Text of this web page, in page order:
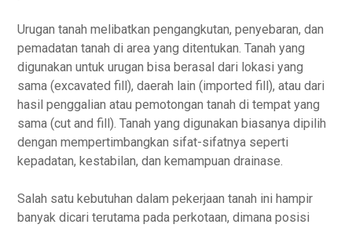
Urugan tanah melibatkan pengangkutan, penyebaran, dan
pemadatan tanah di area yang ditentukan. Tanah yang
digunakan untuk urugan bisa berasal dari lokasi yang
sama (excavated fill), daerah lain (imported fill), atau dari
hasil penggalian atau pemotongan tanah di tempat yang
sama (cut and fill). Tanah yang digunakan biasanya dipilih
dengan mempertimbangkan sifat-sifatnya seperti
kepadatan, kestabilan, dan kemampuan drainase.
Salah satu kebutuhan dalam pekerjaan tanah ini hampir
banyak dicari terutama pada perkotaan, dimana posisi